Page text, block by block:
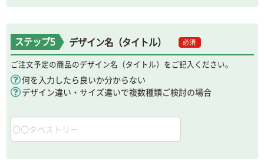
ステップ5 デザイン名（タイトル） 必須
ご注文予定の商品のデザイン名（タイトル）をご記入ください。
何を入力したら良いか分からない
デザイン違い・サイズ違いで複数種類ご検討の場合